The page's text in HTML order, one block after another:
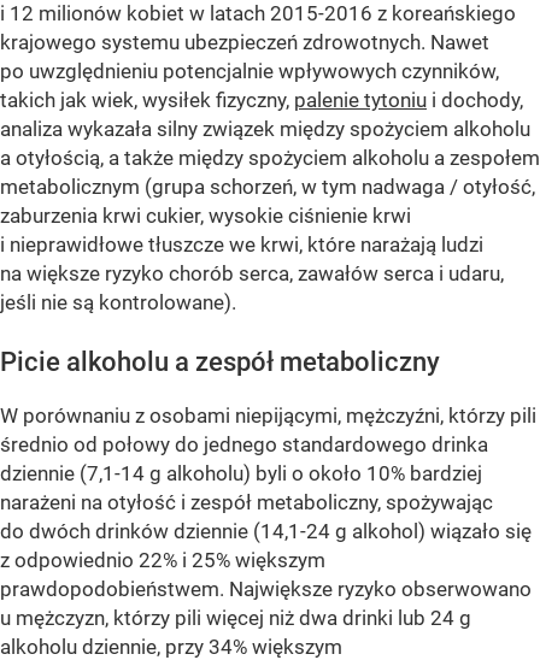
i 12 milionów kobiet w latach 2015-2016 z koreańskiego
krajowego systemu ubezpieczeń zdrowotnych. Nawet
po uwzględnieniu potencjalnie wpływowych czynników,
takich jak wiek, wysiłek fizyczny, palenie tytoniu i dochody,
analiza wykazała silny związek między spożyciem alkoholu
a otyłością, a także między spożyciem alkoholu a zespołem
metabolicznym (grupa schorzeń, w tym nadwaga / otyłość,
zaburzenia krwi cukier, wysokie ciśnienie krwi
i nieprawidłowe tłuszcze we krwi, które narażają ludzi
na większe ryzyko chorób serca, zawałów serca i udaru,
jeśli nie są kontrolowane).
Picie alkoholu a zespół metaboliczny
W porównaniu z osobami niepijącymi, mężczyźni, którzy pili
średnio od połowy do jednego standardowego drinka
dziennie (7,1-14 g alkoholu) byli o około 10% bardziej
narażeni na otyłość i zespół metaboliczny, spożywając
do dwóch drinków dziennie (14,1-24 g alkohol) wiązało się
z odpowiednio 22% i 25% większym
prawdopodobieństwem. Największe ryzyko obserwowano
u mężczyzn, którzy pili więcej niż dwa drinki lub 24 g
alkoholu dziennie, przy 34% większym